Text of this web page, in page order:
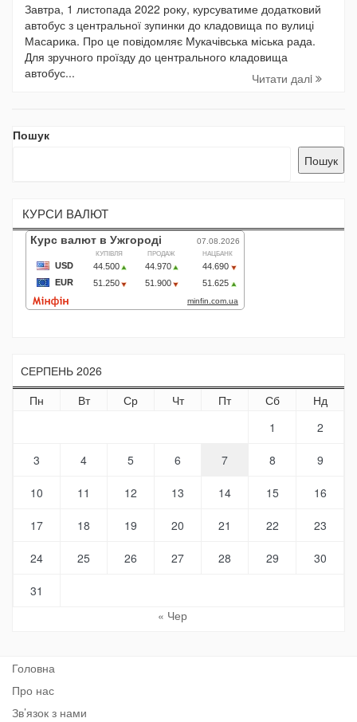
Завтра, 1 листопада 2022 року, курсуватиме додатковий
автобус з центральної зупинки до кладовища по вулиці
Масарика. Про це повідомляє Мукачівська міська рада.
Для зручного проїзду до центрального кладовища
автобус...
Читати далi
Пошук
Пошук
КУРСИ ВАЛЮТ
СЕРПЕНЬ 2026
Пн
Вт Ср Чт Пт Сб
Нд
1
2
3 4 5 6 7 8 9
10 11 12 13 14 15 16
17 18 19 20 21 22 23
24 25 26 27 28 29 30
31
« Чер
Головна
Про нас
Зв’язок з нами